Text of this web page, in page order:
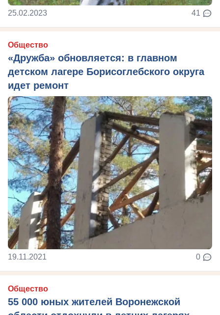
25.02.2023 41
Общество
«Дружба» обновляется: в главном
детском лагере Борисоглебского округа
идет ремонт
19.11.2021 0
Общество
55 000 юных жителей Воронежской